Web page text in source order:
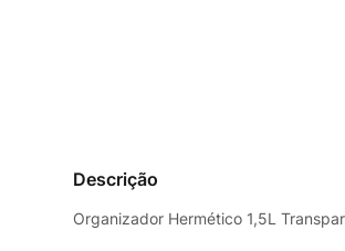
Descrição
Organizador Hermético 1,5L